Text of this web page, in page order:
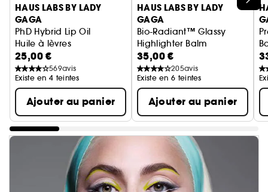
HAUS LABS BY LADY
GAGA
PhD Hybrid Lip Oil
Huile à lèvres
25,00 €
569avis
Existe en 4 teintes
Ajouter au panier
HAUS LABS BY LADY
GAGA
Bio-Radiant™ Glassy
Highlighter Balm
Baume enlumineur visage
35,00 €
205avis
Existe en 6 teintes
Ajouter au panier